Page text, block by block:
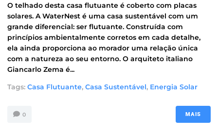
O telhado desta casa flutuante é coberto com placas
solares. A WaterNest é uma casa sustentável com um
grande diferencial: ser flutuante. Construída com
princípios ambientalmente corretos em cada detalhe,
ela ainda proporciona ao morador uma relação única
com a natureza ao seu entorno. O arquiteto italiano
Giancarlo Zema é...
Tags: Casa Flutuante, Casa Sustentável, Energia Solar
0 MAIS